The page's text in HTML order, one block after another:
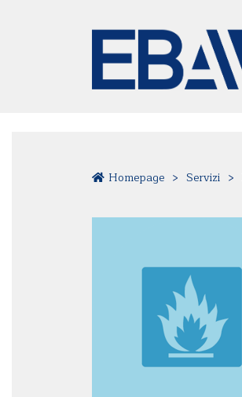
Homepage > Servizi >